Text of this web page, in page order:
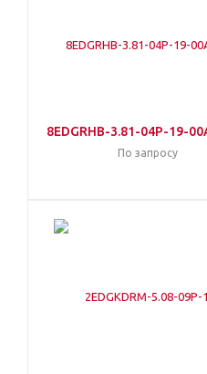
8EDGRHB-3.81-04P-19-
По запросу